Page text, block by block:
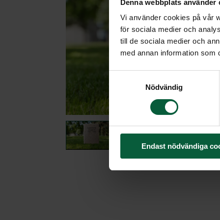
Denna webbplats använder
Vi använder cookies på vår
för sociala medier och
till de sociala medier och
med annan information som
Nödvändig
Endast nödvändiga